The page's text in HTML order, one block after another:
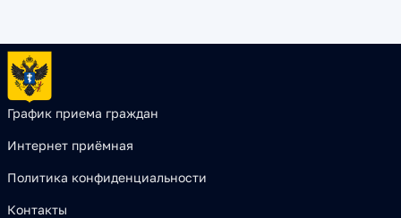
График приема граждан
Интернет приёмная
Политика конфиденциальности
Контакты